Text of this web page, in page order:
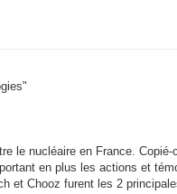
le nucléaire en France.
en plus les actions et
et Chooz furent les 2